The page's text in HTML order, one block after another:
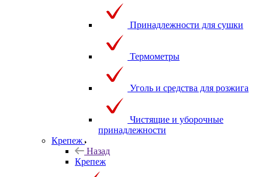
Принадлежности для сушки
Термометры
Уголь и средства для розжига
Чистящие и уборочные
принадлежности
Крепеж
Назад
Крепеж